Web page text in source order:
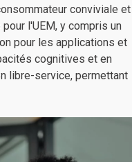
conviviale et
l'UEM, y compris un
pour les applications et
cognitives et en
libre-service, permettant